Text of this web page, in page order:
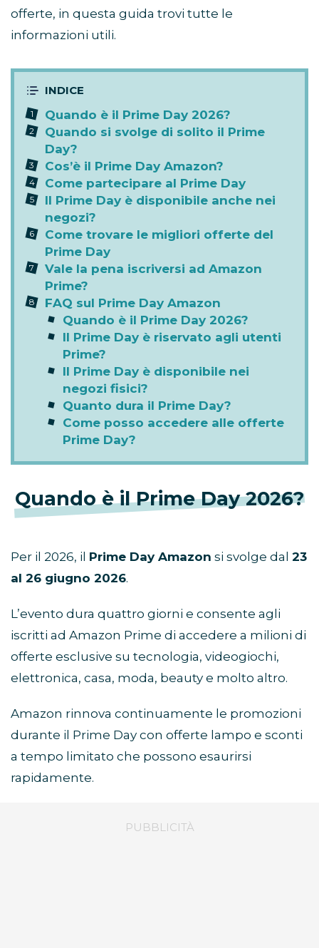
offerte, in questa guida trovi tutte le
informazioni utili.
Quando è il Prime Day 2026?
Quando si svolge di solito il Prime
Day?
Cos’è il Prime Day Amazon?
Come partecipare al Prime Day
Il Prime Day è disponibile anche nei
negozi?
Come trovare le migliori offerte del
Prime Day
Vale la pena iscriversi ad Amazon
Prime?
FAQ sul Prime Day Amazon
Quando è il Prime Day 2026?
Il Prime Day è riservato agli utenti
Prime?
Il Prime Day è disponibile nei
negozi fisici?
Quanto dura il Prime Day?
Come posso accedere alle offerte
Prime Day?
Quando è il Prime Day 2026?
Per il 2026, il Prime Day Amazon si svolge dal 23
al 26 giugno 2026.
L’evento dura quattro giorni e consente agli
iscritti ad Amazon Prime di accedere a milioni di
offerte esclusive su tecnologia, videogiochi,
elettronica, casa, moda, beauty e molto altro.
Amazon rinnova continuamente le promozioni
durante il Prime Day con offerte lampo e sconti
a tempo limitato che possono esaurirsi
rapidamente.